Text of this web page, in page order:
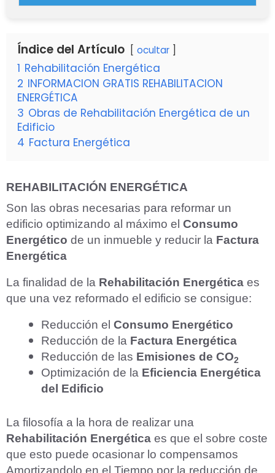
Índice del Artículo ocultar
1 Rehabilitación Energética
2 INFORMACION GRATIS REHABILITACION
ENERGÉTICA
3 Obras de Rehabilitación Energética de un
Edificio
4 Factura Energética
REHABILITACIÓN ENERGÉTICA
Son las obras necesarias para reformar un
edificio optimizando al máximo el Consumo
Energético de un inmueble y reducir la Factura
Energética
La finalidad de la Rehabilitación Energética es
que una vez reformado el edificio se consigue:
Reducción el Consumo Energético
Reducción de la Factura Energética
Reducción de las Emisiones de CO2
Optimización de la Eficiencia Energética
del Edificio
La filosofía a la hora de realizar una
Rehabilitación Energética es que el sobre coste
que esto puede ocasionar lo compensamos
Amortizandolo en el Tiempo por la reducción de